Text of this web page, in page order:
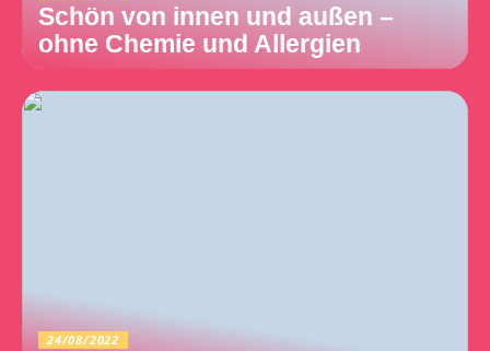
Schön von innen und außen –
ohne Chemie und Allergien
24/08/2022